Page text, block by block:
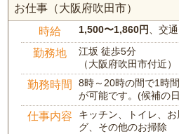
お仕事（大阪府吹田市）
時給 1,500〜1,860円 、交
勤務地
江坂 徒歩5分
（大阪府吹田市付近）
勤務時間
8時～20時の間で1時
が可能です。(候補の
仕事内容
キッチン、トイレ、
グ、その他のお掃除